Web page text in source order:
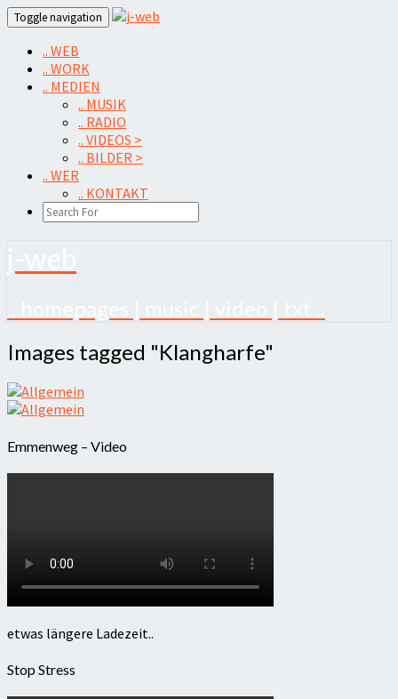
Skip
to
content
Toggle navigation
.. WEB
.. WORK
.. MEDIEN
.. MUSIK
.. RADIO
.. VIDEOS >
.. BILDER >
.. WER
.. KONTAKT
SEARCH
ICON
Images
tagged
"Klangharfe"
Images tagged "Klangharfe"
Emmenweg – Video
etwas längere Ladezeit..
Stop Stress